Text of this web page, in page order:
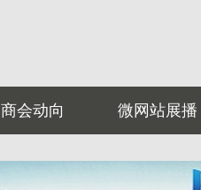
商会动向 微网站展播